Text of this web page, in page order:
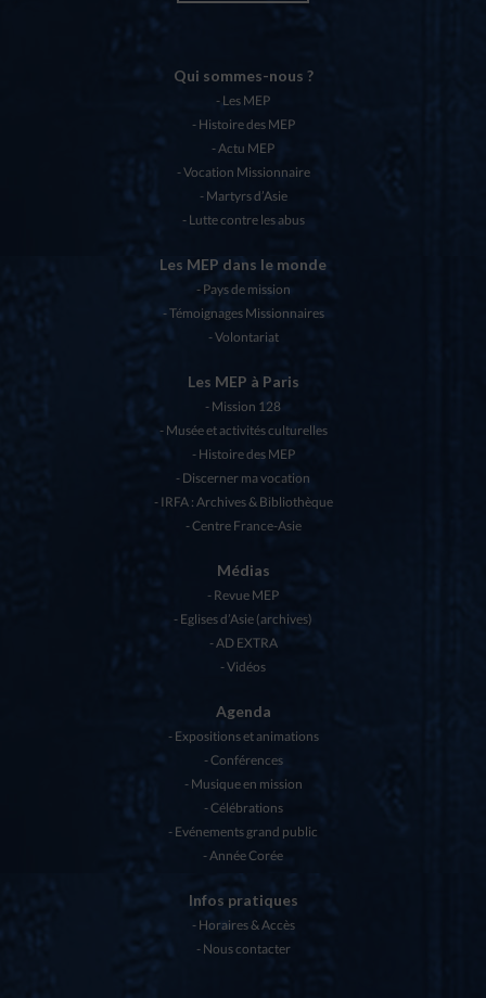
Qui sommes-nous ?
Les MEP
Histoire des MEP
Actu MEP
Vocation Missionnaire
Martyrs d’Asie
Lutte contre les abus
Les MEP dans le monde
Pays de mission
Témoignages Missionnaires
Volontariat
Les MEP à Paris
Mission 128
Musée et activités culturelles
Histoire des MEP
Discerner ma vocation
IRFA : Archives & Bibliothèque
Centre France-Asie
Médias
Revue MEP
Eglises d’Asie (archives)
AD EXTRA
Vidéos
Agenda
Expositions et animations
Conférences
Musique en mission
Célébrations
Evénements grand public
Année Corée
Infos pratiques
Horaires & Accès
Nous contacter